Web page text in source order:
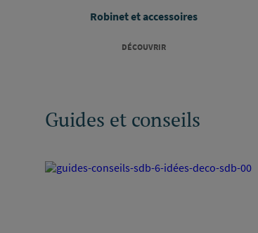
Robinet et accessoires
DÉCOUVRIR
Guides et conseils